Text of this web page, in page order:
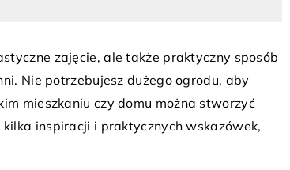
zajęcie, ale także praktyczny sposób
Nie potrzebujesz dużego ogrodu, aby
mieszkaniu czy domu można stworzyć
inspiracji i praktycznych wskazówek,
28 lutego 2025